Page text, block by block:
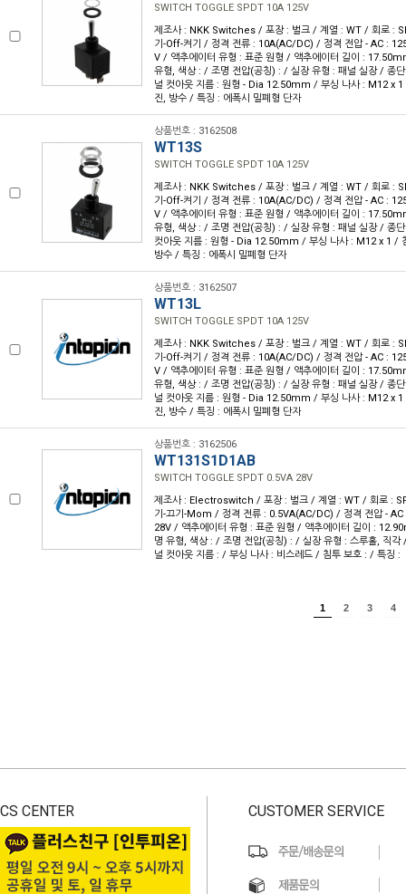
SWITCH TOGGLE SPDT 10A 125V
제조사 : NKK Switches / 포장 : 벌크 / 계열 : WT / 회로 :
기-Off-켜기 / 정격 전류 : 10A(AC/DC) / 정격 전압 - AC :
V / 액추에이터 유형 : 표준 원형 / 액추에이터 길이 :
유형, 색상 : / 조명 전압(공칭) : / 실장 유형 : 패널 실장 / 종
널 컷아웃 지름 : 원형 - Dia 12.50mm / 부싱 나사 : M12 x
진, 방수 / 특징 : 에폭시 밀폐형 단자
상품번호 : 3162508
WT13S
SWITCH TOGGLE SPDT 10A 125V
제조사 : NKK Switches / 포장 : 벌크 / 계열 : WT / 회로 :
기-Off-켜기 / 정격 전류 : 10A(AC/DC) / 정격 전압 - AC :
V / 액추에이터 유형 : 표준 원형 / 액추에이터 길이 :
유형, 색상 : / 조명 전압(공칭) : / 실장 유형 : 패널 실장 / 종
컷아웃 지름 : 원형 - Dia 12.50mm / 부싱 나사 : M12 x 1 /
방수 / 특징 : 에폭시 밀폐형 단자
상품번호 : 3162507
WT13L
SWITCH TOGGLE SPDT 10A 125V
제조사 : NKK Switches / 포장 : 벌크 / 계열 : WT / 회로 :
기-Off-켜기 / 정격 전류 : 10A(AC/DC) / 정격 전압 - AC :
V / 액추에이터 유형 : 표준 원형 / 액추에이터 길이 :
유형, 색상 : / 조명 전압(공칭) : / 실장 유형 : 패널 실장 / 종
널 컷아웃 지름 : 원형 - Dia 12.50mm / 부싱 나사 : M12 x
진, 방수 / 특징 : 에폭시 밀폐형 단자
상품번호 : 3162506
WT131S1D1AB
SWITCH TOGGLE SPDT 0.5VA 28V
제조사 : Electroswitch / 포장 : 벌크 / 계열 : WT / 회로 :
기-끄기-Mom / 정격 전류 : 0.5VA(AC/DC) / 정격 전압 -
28V / 액추에이터 유형 : 표준 원형 / 액추에이터 길이 :
명 유형, 색상 : / 조명 전압(공칭) : / 실장 유형 : 스루홀, 직
널 컷아웃 지름 : / 부싱 나사 : 비스레드 / 침투 보호 : / 특징 :
1 2 3 4
CS CENTER CUSTOMER SERVICE